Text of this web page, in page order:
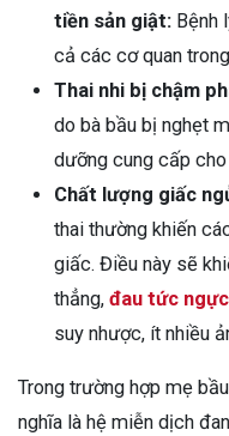
tiền sản giật: Bệnh
cả các cơ quan
Thai nhi bị chậm
do bà bầu bị nghẹt
dưỡng cung cấp cho
Chất lượng giấc
thai thường khiến
giấc. Điều này sẽ
thẳng, đau tức
suy nhược, ít nhiều
Trong trường hợp mẹ
nghĩa là hệ miễn dịch